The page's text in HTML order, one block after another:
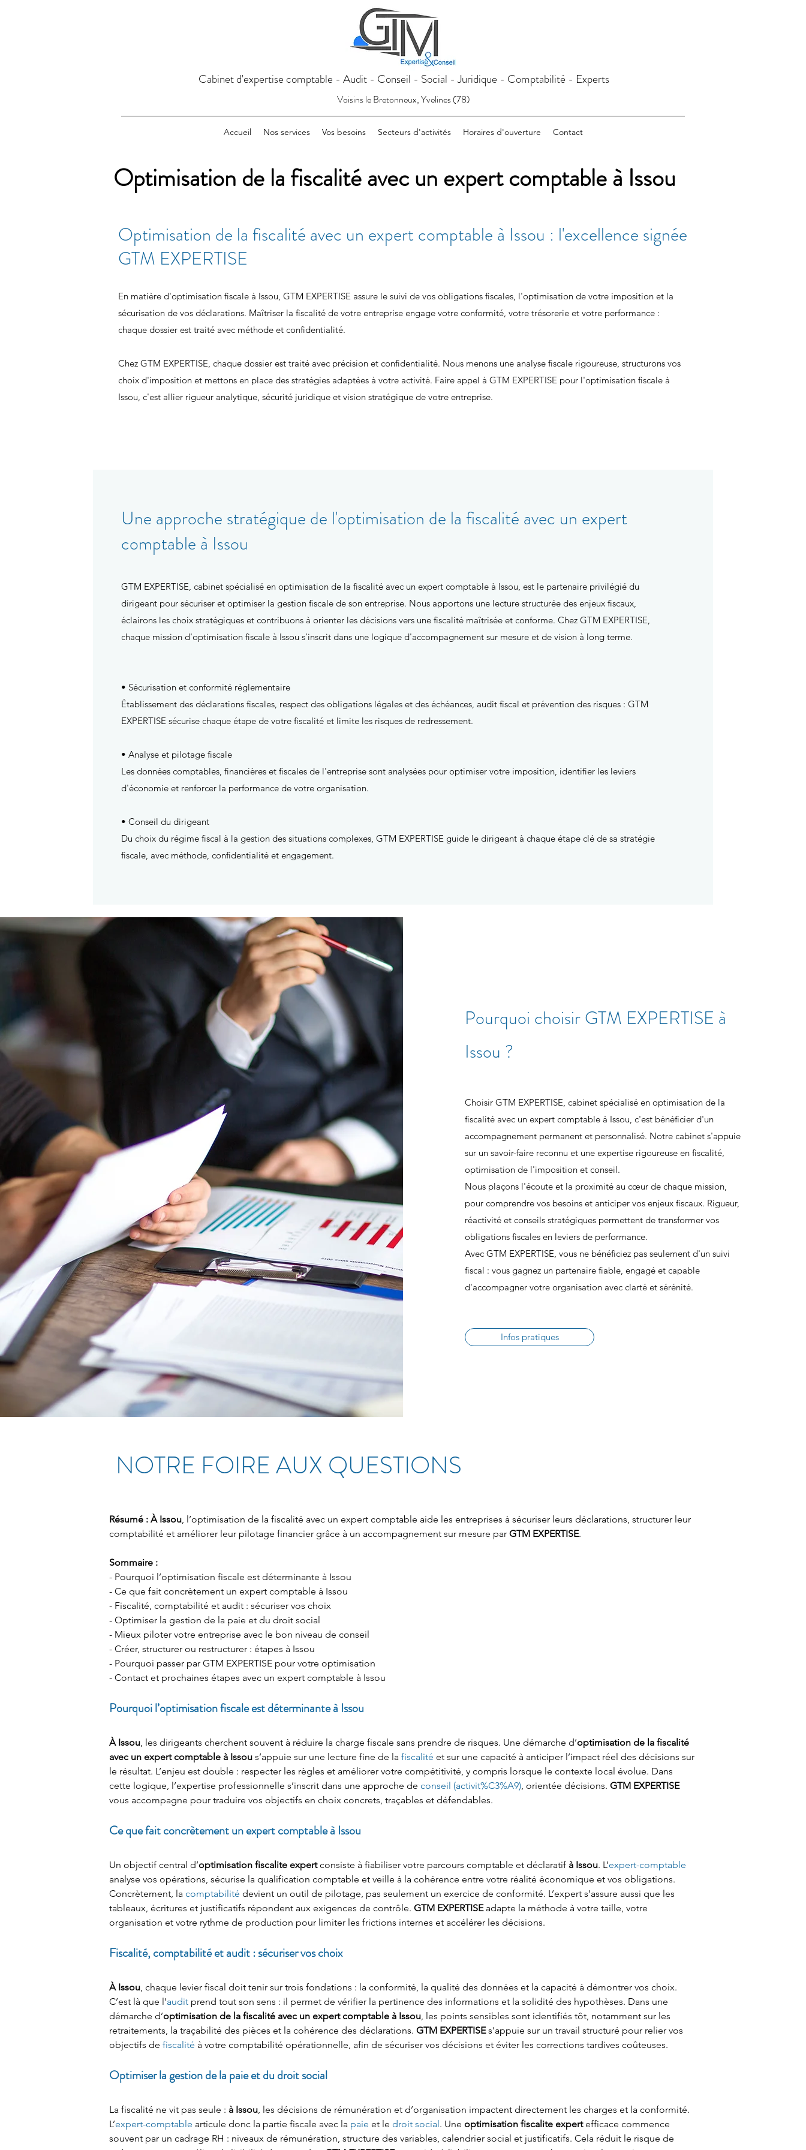
Cabinet d'expertise comptable - Audit - Conseil - Social - Juridique - Comptabilité - Experts
Voisins le Bretonneux, Yvelines (78)
Accueil Nos services Vos besoins Secteurs d'activités Horaires d'ouverture Contact
Optimisation de la fiscalité avec un expert comptable à Issou
Optimisation de la fiscalité avec un expert comptable à Issou : l'excellence signée
GTM EXPERTISE
En matière d'optimisation fiscale à Issou, GTM EXPERTISE assure le suivi de vos obligations fiscales, l'optimisation de votre imposition et la
sécurisation de vos déclarations. Maîtriser la fiscalité de votre entreprise engage votre conformité, votre trésorerie et votre performance :
chaque dossier est traité avec méthode et confidentialité.
Chez GTM EXPERTISE, chaque dossier est traité avec précision et confidentialité. Nous menons une analyse fiscale rigoureuse, structurons vos
choix d'imposition et mettons en place des stratégies adaptées à votre activité. Faire appel à GTM EXPERTISE pour l'optimisation fiscale à
Issou, c'est allier rigueur analytique, sécurité juridique et vision stratégique de votre entreprise.
Une approche stratégique de l'optimisation de la fiscalité avec un expert
comptable à Issou
GTM EXPERTISE, cabinet spécialisé en optimisation de la fiscalité avec un expert comptable à Issou, est le partenaire privilégié du
dirigeant pour sécuriser et optimiser la gestion fiscale de son entreprise. Nous apportons une lecture structurée des enjeux fiscaux,
éclairons les choix stratégiques et contribuons à orienter les décisions vers une fiscalité maîtrisée et conforme. Chez GTM EXPERTISE,
chaque mission d'optimisation fiscale à Issou s'inscrit dans une logique d'accompagnement sur mesure et de vision à long terme.
• Sécurisation et conformité réglementaire
Établissement des déclarations fiscales, respect des obligations légales et des échéances, audit fiscal et prévention des risques : GTM
EXPERTISE sécurise chaque étape de votre fiscalité et limite les risques de redressement.
• Analyse et pilotage fiscale
Les données comptables, financières et fiscales de l'entreprise sont analysées pour optimiser votre imposition, identifier les leviers
d'économie et renforcer la performance de votre organisation.
• Conseil du dirigeant
Du choix du régime fiscal à la gestion des situations complexes, GTM EXPERTISE guide le dirigeant à chaque étape clé de sa stratégie
fiscale, avec méthode, confidentialité et engagement.
Pourquoi choisir GTM EXPERTISE à
Issou ?
Choisir GTM EXPERTISE, cabinet spécialisé en optimisation de la
fiscalité avec un expert comptable à Issou, c'est bénéficier d'un
accompagnement permanent et personnalisé. Notre cabinet s'appuie
sur un savoir-faire reconnu et une expertise rigoureuse en fiscalité,
optimisation de l'imposition et conseil.
Nous plaçons l'écoute et la proximité au cœur de chaque mission,
pour comprendre vos besoins et anticiper vos enjeux fiscaux. Rigueur,
réactivité et conseils stratégiques permettent de transformer vos
obligations fiscales en leviers de performance.
Avec GTM EXPERTISE, vous ne bénéficiez pas seulement d'un suivi
fiscal : vous gagnez un partenaire fiable, engagé et capable
d'accompagner votre organisation avec clarté et sérénité.
Infos pratiques
NOTRE FOIRE AUX QUESTIONS
Résumé : À Issou, l’optimisation de la fiscalité avec un expert comptable aide les entreprises à sécuriser leurs déclarations, structurer leur
comptabilité et améliorer leur pilotage financier grâce à un accompagnement sur mesure par GTM EXPERTISE.
Sommaire :
- Pourquoi l’optimisation fiscale est déterminante à Issou
- Ce que fait concrètement un expert comptable à Issou
- Fiscalité, comptabilité et audit : sécuriser vos choix
- Optimiser la gestion de la paie et du droit social
- Mieux piloter votre entreprise avec le bon niveau de conseil
- Créer, structurer ou restructurer : étapes à Issou
- Pourquoi passer par GTM EXPERTISE pour votre optimisation
- Contact et prochaines étapes avec un expert comptable à Issou
Pourquoi l’optimisation fiscale est déterminante à Issou
À Issou, les dirigeants cherchent souvent à réduire la charge fiscale sans prendre de risques. Une démarche d’optimisation de la fiscalité
avec un expert comptable à Issou s’appuie sur une lecture fine de la fiscalité et sur une capacité à anticiper l’impact réel des décisions sur
le résultat. L’enjeu est double : respecter les règles et améliorer votre compétitivité, y compris lorsque le contexte local évolue. Dans
cette logique, l’expertise professionnelle s’inscrit dans une approche de conseil (activit%C3%A9), orientée décisions. GTM EXPERTISE
vous accompagne pour traduire vos objectifs en choix concrets, traçables et défendables.
Ce que fait concrètement un expert comptable à Issou
Un objectif central d’optimisation fiscalite expert consiste à fiabiliser votre parcours comptable et déclaratif à Issou. L’expert-comptable
analyse vos opérations, sécurise la qualification comptable et veille à la cohérence entre votre réalité économique et vos obligations.
Concrètement, la comptabilité devient un outil de pilotage, pas seulement un exercice de conformité. L’expert s’assure aussi que les
tableaux, écritures et justificatifs répondent aux exigences de contrôle. GTM EXPERTISE adapte la méthode à votre taille, votre
organisation et votre rythme de production pour limiter les frictions internes et accélérer les décisions.
Fiscalité, comptabilité et audit : sécuriser vos choix
À Issou, chaque levier fiscal doit tenir sur trois fondations : la conformité, la qualité des données et la capacité à démontrer vos choix.
C’est là que l’audit prend tout son sens : il permet de vérifier la pertinence des informations et la solidité des hypothèses. Dans une
démarche d’optimisation de la fiscalité avec un expert comptable à Issou, les points sensibles sont identifiés tôt, notamment sur les
retraitements, la traçabilité des pièces et la cohérence des déclarations. GTM EXPERTISE s’appuie sur un travail structuré pour relier vos
objectifs de fiscalité à votre comptabilité opérationnelle, afin de sécuriser vos décisions et éviter les corrections tardives coûteuses.
Optimiser la gestion de la paie et du droit social
La fiscalité ne vit pas seule : à Issou, les décisions de rémunération et d’organisation impactent directement les charges et la conformité.
L’expert-comptable articule donc la partie fiscale avec la paie et le droit social. Une optimisation fiscalite expert efficace commence
souvent par un cadrage RH : niveaux de rémunération, structure des variables, calendrier social et justificatifs. Cela réduit le risque de